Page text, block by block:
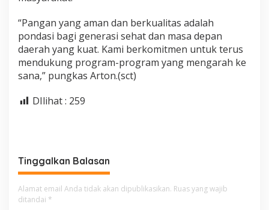
“Pangan yang aman dan berkualitas adalah
pondasi bagi generasi sehat dan masa depan
daerah yang kuat. Kami berkomitmen untuk terus
mendukung program-program yang mengarah ke
sana,” pungkas Arton.(sct)
DIlihat : 259
Tinggalkan Balasan
Alamat email Anda tidak akan dipublikasikan. Ruas yang wajib
ditandai *